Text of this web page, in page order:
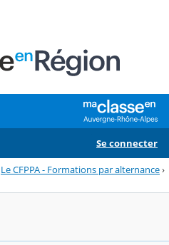
Se connecter
Le CFPPA - Formations par alternance›